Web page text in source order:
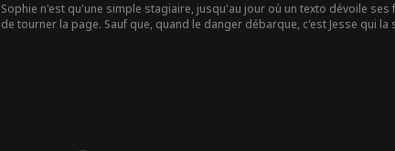
Sophie n'est qu'une simple stagiaire, jusqu'au jour où un texto dévoile
de tourner la page. Sauf que, quand le danger débarque, c'est Jesse qui